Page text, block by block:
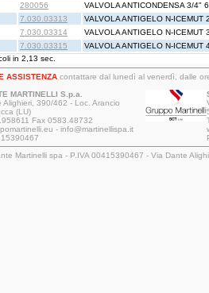
280056 VALVOLA ANTICONDENSA 3/4"
7.030.03313 VALVOLA ANTIGELO N-ICEMUT
7.030.03314 VALVOLA ANTIGELO N-ICEMUT
7.030.03315
VALVOLA ANTIGELO N-ICEMUT
in 2,13 sec.
ASSISTENZAcontattare dal lunedì al venerdì, dalle
MARTINELLI S.p.a.
Alighieri, 390/462 - Loc. Arancio
(LU)
Fax 0583.48732
- info@martinellispa.it
Martinelli spa - P.IVA 00415390467 - Via Dante